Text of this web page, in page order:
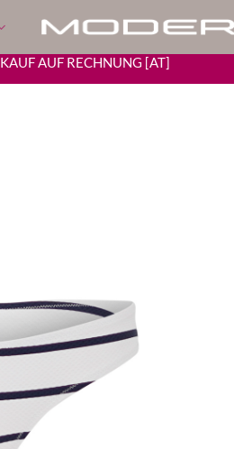
KAUF AUF RECHNUNG [AT]